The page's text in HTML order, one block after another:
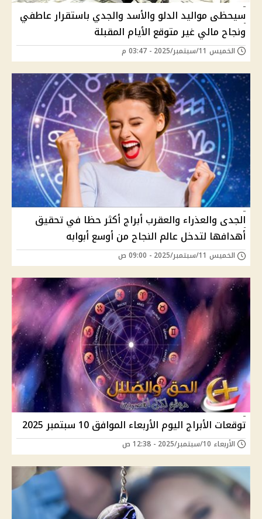
سيحظى مواليد الدلو والأسد والجدي باستقرار عاطفي
ونجاح مالي غير متوقع الأيام المقبلة
الخميس 11/سبتمبر/2025 - 03:47 م
الجدى والعذراء والعقرب أبراج أكثر حظا في تحقيق
أهدافها لتدخل عالم النجاح من أوسع أبوابه
الخميس 11/سبتمبر/2025 - 09:00 ص
توقعات الأبراج اليوم الأربعاء الموافق 10 سبتمبر 2025
الأربعاء 10/سبتمبر/2025 - 12:38 ص